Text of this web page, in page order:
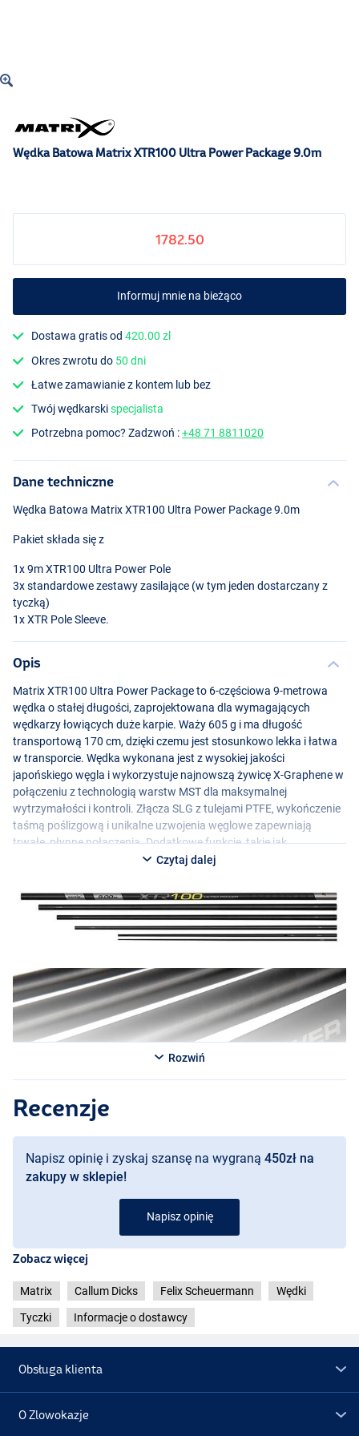
Wędka Batowa Matrix XTR100 Ultra Power Package 9.0m
1782.50
Informuj mnie na bieżąco
Dostawa gratis od420.00 zl
Okres zwrotu do 50 dni
Łatwe zamawianie z kontem lub bez
Twój wędkarskispecjalista
Potrzebna pomoc? Zadzwoń :+48 71 8811020
Dane techniczne
Wędka Batowa Matrix XTR100 Ultra Power Package 9.0m
Pakiet składa się z
1x 9m XTR100 Ultra Power Pole
3x standardowe zestawy zasilające (w tym jeden dostarczany z
tyczką)
1xXTR Pole Sleeve.
Opis
Matrix XTR100 Ultra Power Package to 6-częściowa 9-metrowa
wędka o stałej długości, zaprojektowana dla wymagających
wędkarzy łowiących duże karpie. Waży 605 g i ma długość
transportową 170 cm, dzięki czemu jest stosunkowo lekka i łatwa
w transporcie. Wędka wykonana jest z wysokiej jakości
japońskiego węgla i wykorzystuje najnowszą żywicę X-Graphene w
połączeniu z technologią warstw MSTdla maksymalnej
wytrzymałości i kontroli. Złącza SLG z tulejami PTFE, wykończenie
taśmą poślizgową i unikalne uzwojenia węglowe zapewniają
trwałe, płynne połączenia. Dodatkowe funkcje, takie jak
wbudowane boczne ściągacze Matrix Revolve i drukowane
wydajne, a grafika drukowana w 3D zapewnia stylowe
wykończenie.
- Długość: 9,0 m
- Waga: 605g
- Długość transportowa: 170cm
- PołączeniaSLG
- Wykończenie taśmą poślizgową
- Idealny do łowienia dużych karpi
- Wbudowane boczne ściągacze Matrix Revolve
- Wykonane z wysokiej jakości japońskiego włókna węglowego
- Wyposażone w wyprodukowane w Wielkiej Brytanii tulejePTFE
- Unikalna owijka węglowa chroni stawy
Czytaj dalej
Rozwiń
Recenzje
Napisz opinię i zyskaj szansę na wygraną 450zł na
zakupy w sklepie!
Napisz opinię
Zobacz więcej
Matrix Callum Dicks Felix Scheuermann Wędki
Tyczki Informacje o dostawcy
Obsługa klienta
O Zlowokazje